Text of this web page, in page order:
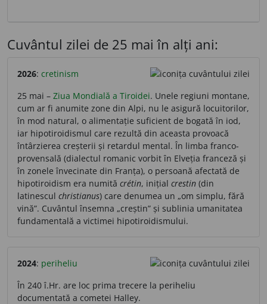
Cuvântul zilei de 25 mai în alți ani:
2026: cretinism
25 mai – Ziua Mondială a Tiroidei. Unele regiuni montane,
cum ar fi anumite zone din Alpi, nu le asigură locuitorilor,
în mod natural, o alimentație suficient de bogată în iod,
iar hipotiroidismul care rezultă din aceasta provoacă
întârzierea creșterii și retardul mental. În limba franco-
provensală (dialectul romanic vorbit în Elveția franceză și
în zonele învecinate din Franța), o persoană afectată de
hipotiroidism era numită crétin, inițial crestin (din
latinescul christianus) care denumea un „om simplu, fără
vină”. Cuvântul însemna „creștin” și sublinia umanitatea
fundamentală a victimei hipotiroidismului.
2024: periheliu
În 240 î.Hr. are loc prima trecere la periheliu
documentată a cometei Halley.